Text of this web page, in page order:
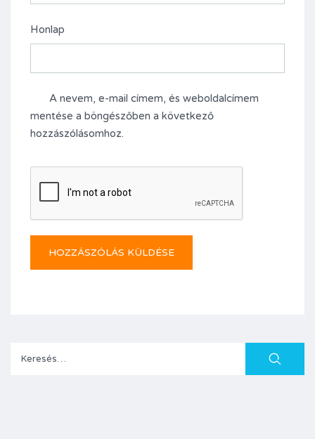
Honlap
A nevem, e-mail címem, és weboldalcímem
mentése a böngészőben a következő
hozzászólásomhoz.
Keresés: